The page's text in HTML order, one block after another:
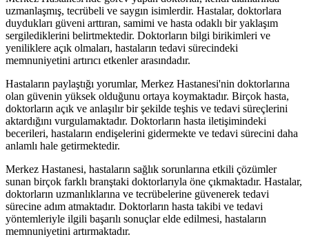
uzmanlaşmış, tecrübeli ve saygın isimlerdir. Hastalar, doktorlara
duydukları güveni arttıran, samimi ve hasta odaklı bir yaklaşım
sergilediklerini belirtmektedir. Doktorların bilgi birikimleri ve
yeniliklere açık olmaları, hastaların tedavi sürecindeki
memnuniyetini artırıcı etkenler arasındadır.
Hastaların paylaştığı yorumlar, Merkez Hastanesi'nin doktorlarına
olan güvenin yüksek olduğunu ortaya koymaktadır. Birçok hasta,
doktorların açık ve anlaşılır bir şekilde teşhis ve tedavi süreçlerini
aktardığını vurgulamaktadır. Doktorların hasta iletişimindeki
becerileri, hastaların endişelerini gidermekte ve tedavi sürecini daha
anlamlı hale getirmektedir.
Merkez Hastanesi, hastaların sağlık sorunlarına etkili çözümler
sunan birçok farklı branştaki doktorlarıyla öne çıkmaktadır. Hastalar,
doktorların uzmanlıklarına ve tecrübelerine güvenerek tedavi
sürecine adım atmaktadır. Doktorların hasta takibi ve tedavi
yöntemleriyle ilgili başarılı sonuçlar elde edilmesi, hastaların
memnuniyetini artırmaktadır.